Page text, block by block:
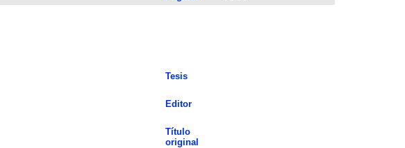
Tesis
Editor
Título
original